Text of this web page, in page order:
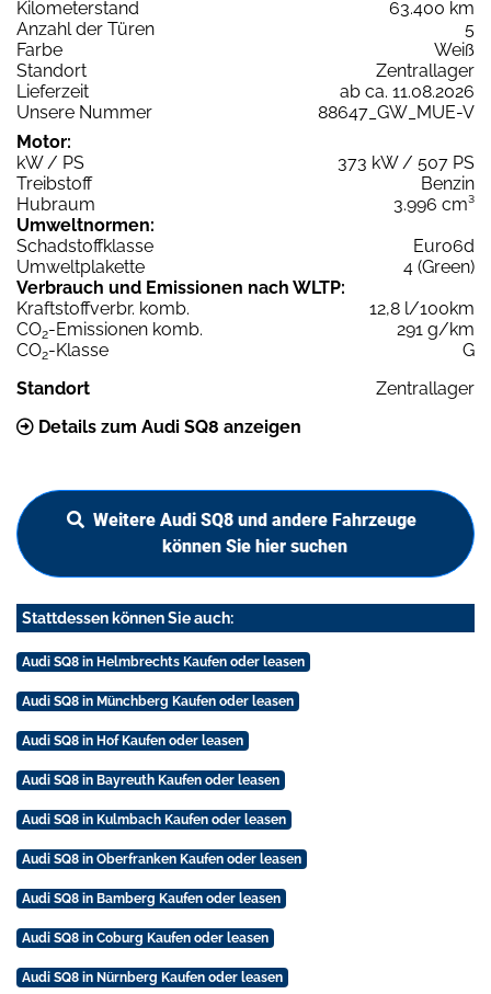
Kilometerstand
63.400 km
Anzahl der Türen
5
Farbe
Weiß
Standort
Zentrallager
Lieferzeit
ab ca. 11.08.2026
Unsere Nummer
88647_GW_MUE-V
Motor:
kW / PS
373 kW / 507 PS
Treibstoff
Benzin
Hubraum
3.996 cm³
Umweltnormen:
Schadstoffklasse
Euro6d
Umweltplakette
4 (Green)
Verbrauch und Emissionen nach WLTP:
Kraftstoffverbr. komb.
12,8 l/100km
CO2-Emissionen komb.
291 g/km
CO2-Klasse
G
Standort
Zentrallager
Details zum Audi SQ8 anzeigen
Weitere Audi SQ8 und andere Fahrzeuge
können Sie hier suchen
Stattdessen können Sie auch:
Audi SQ8 in Helmbrechts Kaufen oder leasen
Audi SQ8 in Münchberg Kaufen oder leasen
Audi SQ8 in Hof Kaufen oder leasen
Audi SQ8 in Bayreuth Kaufen oder leasen
Audi SQ8 in Kulmbach Kaufen oder leasen
Audi SQ8 in Oberfranken Kaufen oder leasen
Audi SQ8 in Bamberg Kaufen oder leasen
Audi SQ8 in Coburg Kaufen oder leasen
Audi SQ8 in Nürnberg Kaufen oder leasen